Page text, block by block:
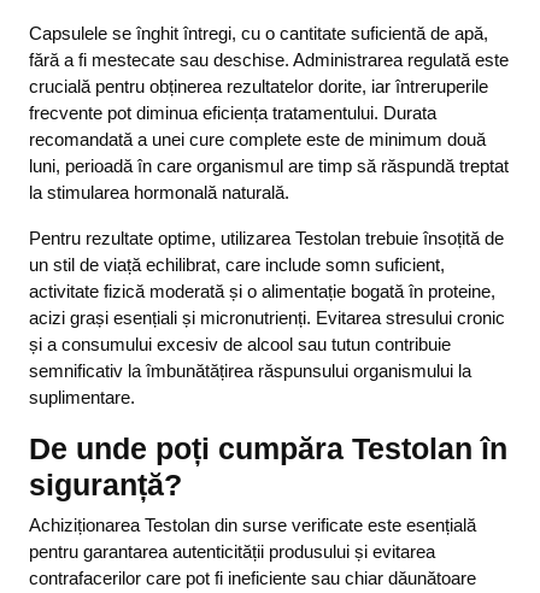
Capsulele se înghit întregi, cu o cantitate suficientă de apă,
fără a fi mestecate sau deschise. Administrarea regulată este
crucială pentru obținerea rezultatelor dorite, iar întreruperile
frecvente pot diminua eficiența tratamentului. Durata
recomandată a unei cure complete este de minimum două
luni, perioadă în care organismul are timp să răspundă treptat
la stimularea hormonală naturală.
Pentru rezultate optime, utilizarea Testolan trebuie însoțită de
un stil de viață echilibrat, care include somn suficient,
activitate fizică moderată și o alimentație bogată în proteine,
acizi grași esențiali și micronutrienți. Evitarea stresului cronic
și a consumului excesiv de alcool sau tutun contribuie
semnificativ la îmbunătățirea răspunsului organismului la
suplimentare.
De unde poți cumpăra Testolan în
siguranță?
Achiziționarea Testolan din surse verificate este esențială
pentru garantarea autenticității produsului și evitarea
contrafacerilor care pot fi ineficiente sau chiar dăunătoare